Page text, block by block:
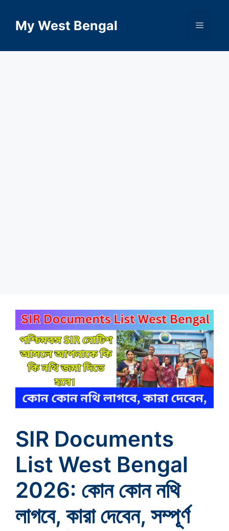
contentMy West Bengal Menu
SIR Documents
List West Bengal
2026: কোন কোন নথি
লাগবে, কারা দেবেন, সম্পূর্ণ